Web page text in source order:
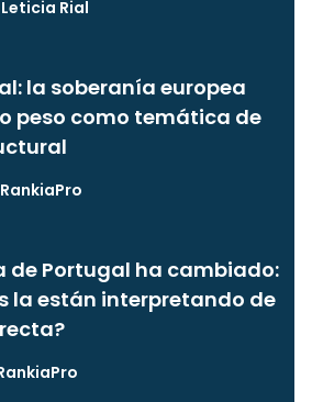
Leticia Rial
la soberanía europea
peso como temática de
RankiaPro
de Portugal ha cambiado:
la están interpretando de